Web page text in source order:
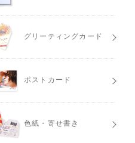
グリーティングカード
ポストカード
色紙・寄せ書き